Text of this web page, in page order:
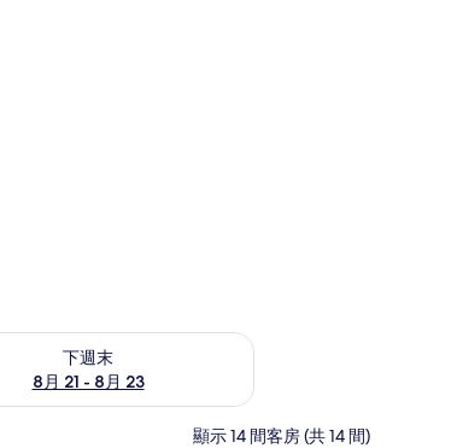
下週末
8月 21 - 8月 23
(8月 21 - 8月 23) 的供應情況
顯示 14 間客房 (共 14 間)